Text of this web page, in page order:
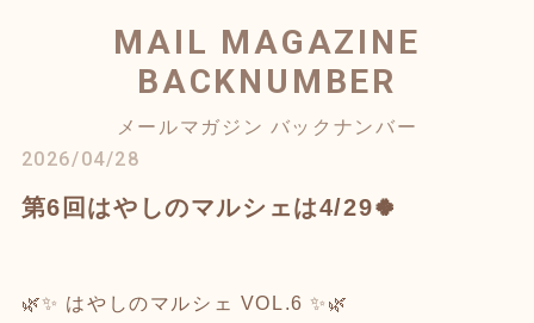
MAIL MAGAZINE
BACKNUMBER
メールマガジン バックナンバー
2026/04/28
第6回はやしのマルシェは4/29🍀
🌿✨ はやしのマルシェ VOL.6 ✨🌿